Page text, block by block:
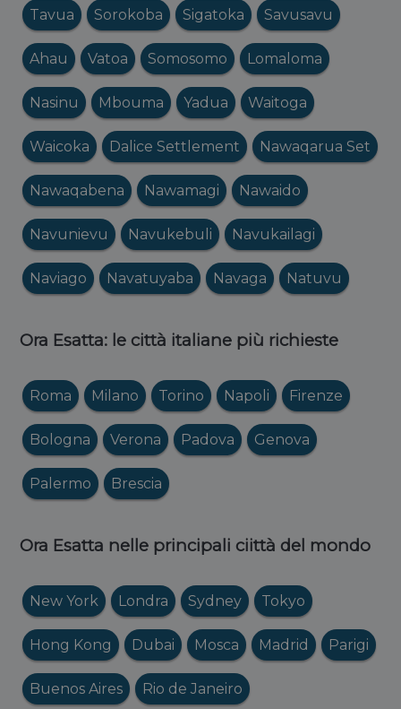
Tavua Sorokoba Sigatoka Savusavu
Ahau Vatoa Somosomo Lomaloma
Nasinu Mbouma Yadua Waitoga
Waicoka Dalice Settlement Nawaqarua Set
Nawaqabena Nawamagi Nawaido
Navunievu Navukebuli Navukailagi
Naviago Navatuyaba Navaga Natuvu
Ora Esatta: le città italiane più richieste
Roma Milano Torino Napoli Firenze
Bologna Verona Padova Genova
Palermo Brescia
Ora Esatta nelle principali ciittà del mondo
New York Londra Sydney Tokyo
Hong Kong Dubai Mosca Madrid Parigi
Buenos Aires Rio de Janeiro